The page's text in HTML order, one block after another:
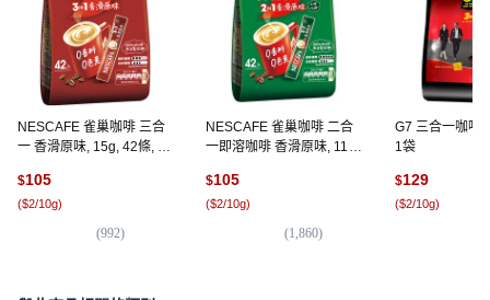
NESCAFE 雀巢咖啡 三合
一 香滑原味, 15g, 42條, 1
$105
($2/10g)
(992)
NESCAFE 雀巢咖啡 二合
一即溶咖啡 香滑原味, 11g,
$105
($2/10g)
(1,860)
G7 三合一咖啡,
1袋
$129
($2/10g)